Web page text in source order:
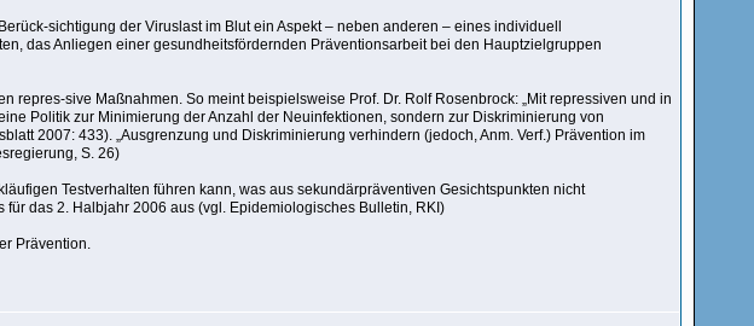
sichtigung der Viruslast im Blut ein Aspekt – neben anderen – eines individuell
das Anliegen einer gesundheitsfördernden Präventionsarbeit bei den Hauptzielgruppen
sive Maßnahmen. So meint beispielsweise Prof. Dr. Rolf Rosenbrock: „Mit repressiven und in
Politik zur Minimierung der Anzahl der Neuinfektionen, sondern zur Diskriminierung von
2007: 433). „Ausgrenzung und Diskriminierung verhindern (jedoch, Anm. Verf.) Prävention im
S. 26)
Testverhalten führen kann, was aus sekundärpräventiven Gesichtspunkten nicht
das 2. Halbjahr 2006 aus (vgl. Epidemiologisches Bulletin, RKI)
Prävention.